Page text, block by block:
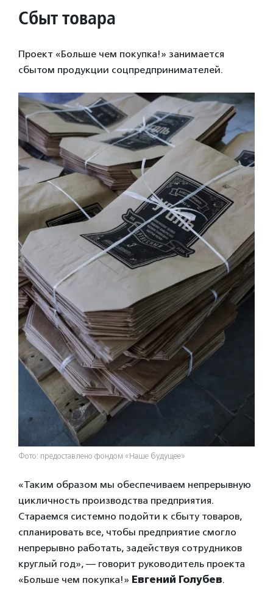
Сбыт товара
Проект «Больше чем покупка!» занимается
сбытом продукции соцпредпринимателей.
Фото: предоставлено фондом «Наше будущее»
«Таким образом мы обеспечиваем непрерывную
цикличность производства предприятия.
Стараемся системно подойти к сбыту товаров,
спланировать все, чтобы предприятие смогло
непрерывно работать, задействуя сотрудников
круглый год», — говорит руководитель проекта
«Больше чем покупка!» Евгений Голубев.